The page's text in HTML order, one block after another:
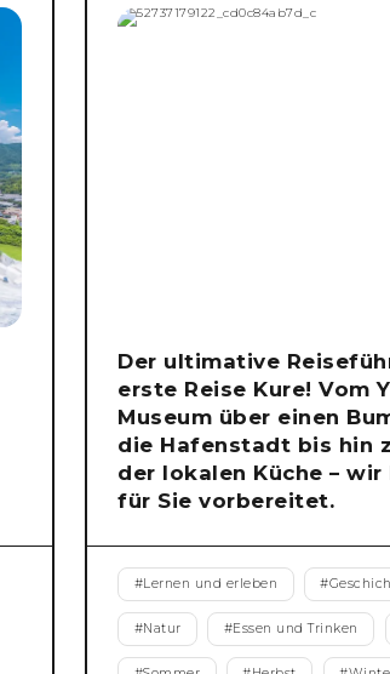
Der ultimative
erste Reise Kure! Vom
Museum über einen
die Hafenstadt bis hin
der lokalen Küche – wir
für Sie vorbereitet.
#Lernen und erleben #
#Natur #Essen und Trinken